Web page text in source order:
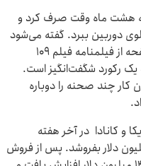
هشت ماه وقت صرف کرد و
را جلوی دوربین ببرد. گفته می‌شود
گروه تولید هر روز حدود پنج تا شش صفحه از فیلمنامه فیلم ۱۰۹
رکورد شگفت‌انگیز است.
پایان کار چند صحنه را دوباره
و کانادا در آخر هفته
خود در ۲۶۱۵ سینما، ۸ تا ۱۰ میلیون دلار بفروشد. پس از فروش